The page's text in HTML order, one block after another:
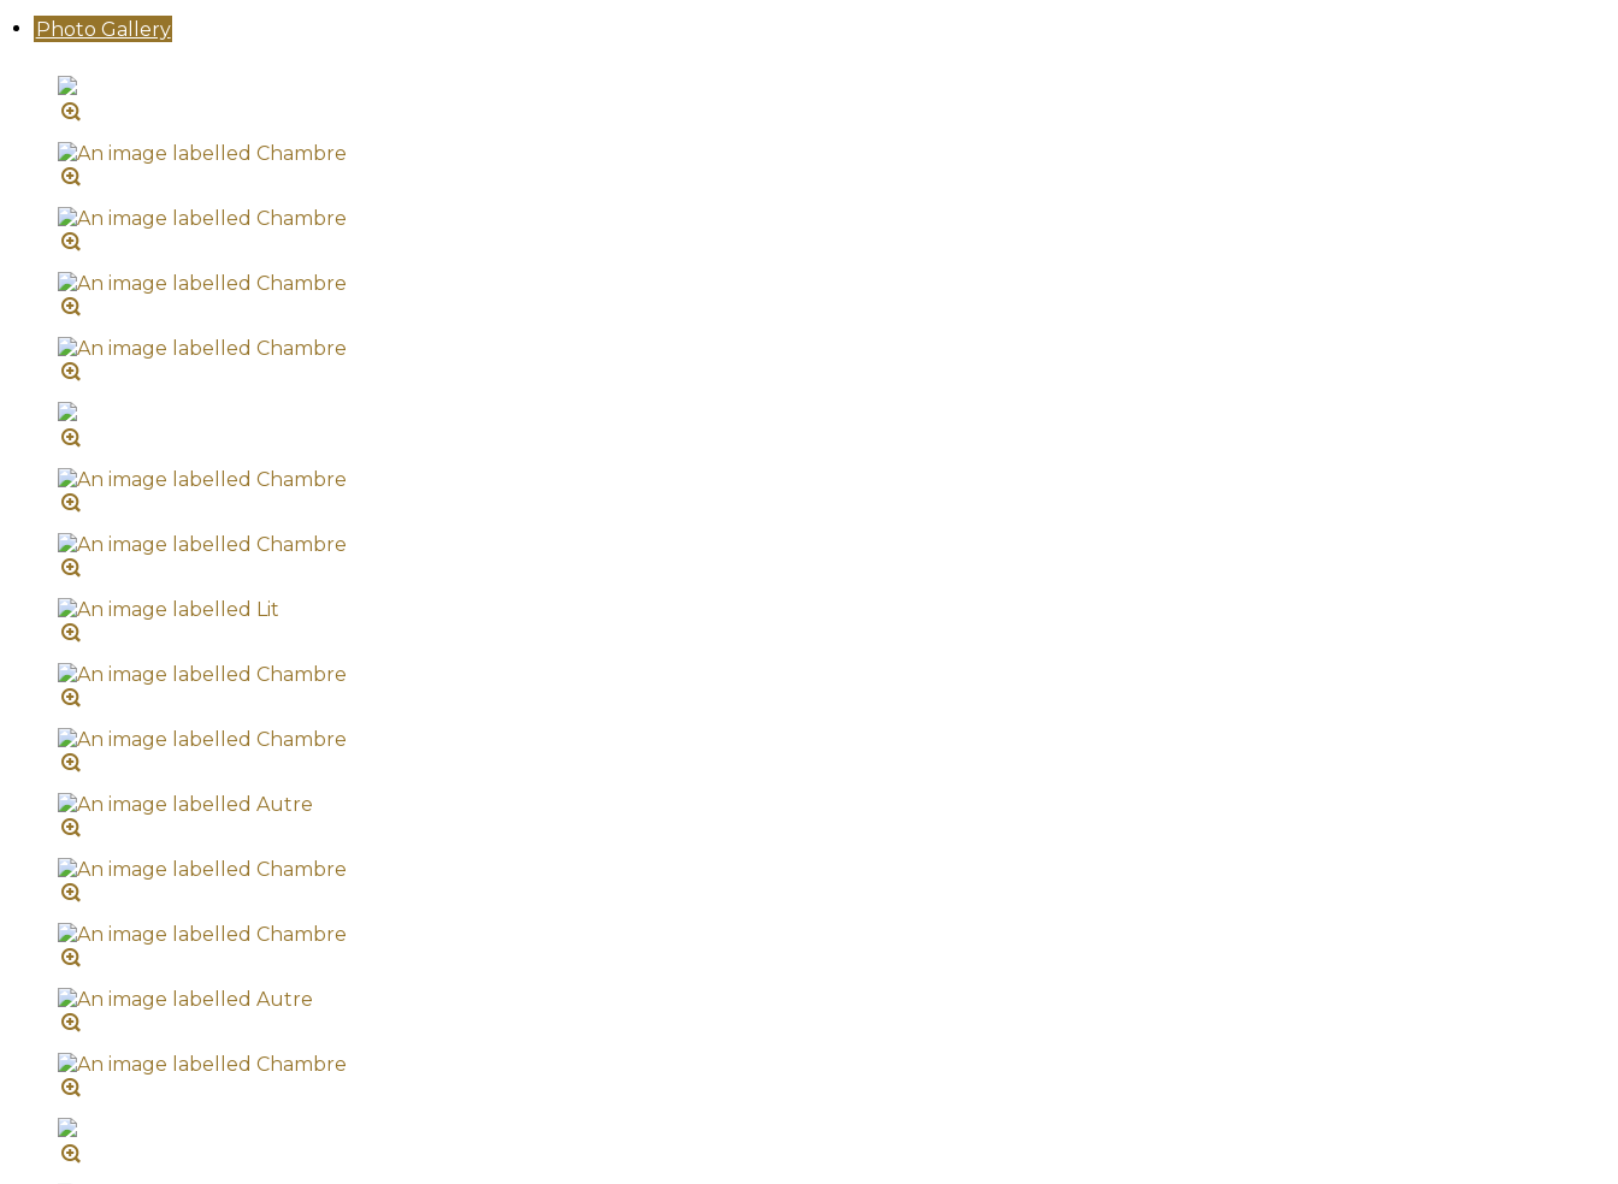
Photo Gallery